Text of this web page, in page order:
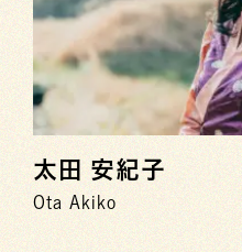
太田 安紀子
Ota Akiko